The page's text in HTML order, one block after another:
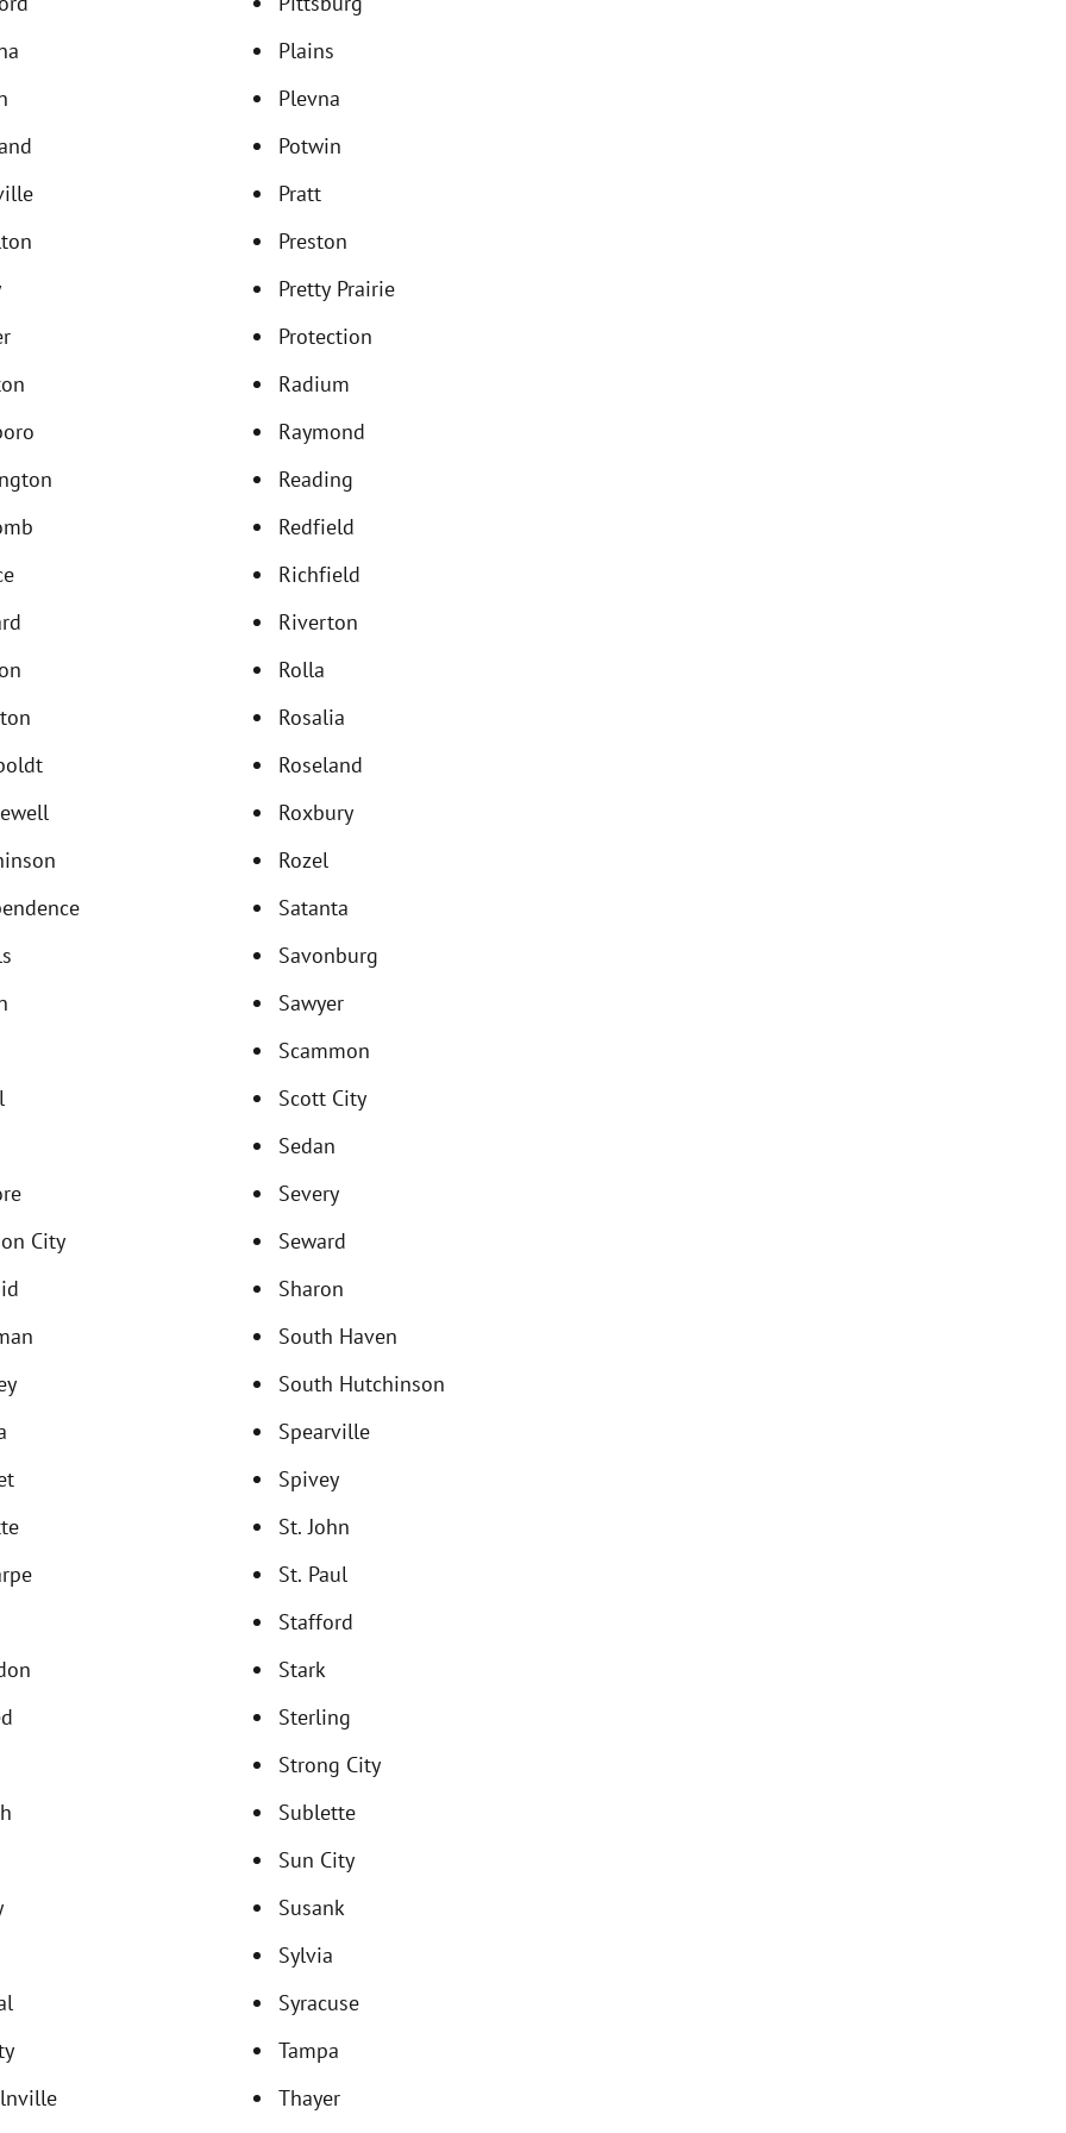
City
Plains
Plevna
Potwin
Pratt
Preston
Pretty Prairie
Protection
Radium
Raymond
Reading
Redfield
Richfield
Riverton
Rolla
Rosalia
Roseland
Roxbury
Rozel
Satanta
Savonburg
Sawyer
Scammon
Scott City
Sedan
Severy
Seward
Sharon
South Haven
South Hutchinson
Spearville
Spivey
St. John
St. Paul
Stafford
Stark
Sterling
Strong City
Sublette
Sun City
Susank
Sylvia
Syracuse
Tampa
Thayer